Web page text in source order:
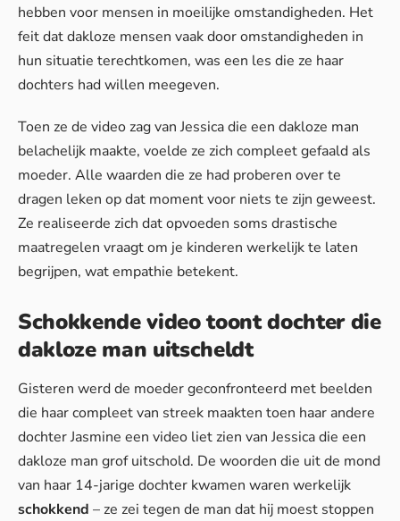
hebben voor mensen in moeilijke omstandigheden. Het
feit dat dakloze mensen vaak door omstandigheden in
hun situatie terechtkomen, was een les die ze haar
dochters had willen meegeven.
Toen ze de video zag van Jessica die een dakloze man
belachelijk maakte, voelde ze zich compleet gefaald als
moeder. Alle waarden die ze had proberen over te
dragen leken op dat moment voor niets te zijn geweest.
Ze realiseerde zich dat opvoeden soms drastische
maatregelen vraagt om je kinderen werkelijk te laten
begrijpen, wat empathie betekent.
Schokkende video toont dochter die
dakloze man uitscheldt
Gisteren werd de moeder geconfronteerd met beelden
die haar compleet van streek maakten toen haar andere
dochter Jasmine een video liet zien van Jessica die een
dakloze man grof uitschold. De woorden die uit de mond
van haar 14-jarige dochter kwamen waren werkelijk
schokkend – ze zei tegen de man dat hij moest stoppen